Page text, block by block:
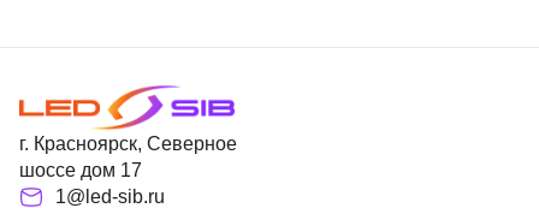
г. Красноярск, Северное
шоссе дом 17
1@led-sib.ru